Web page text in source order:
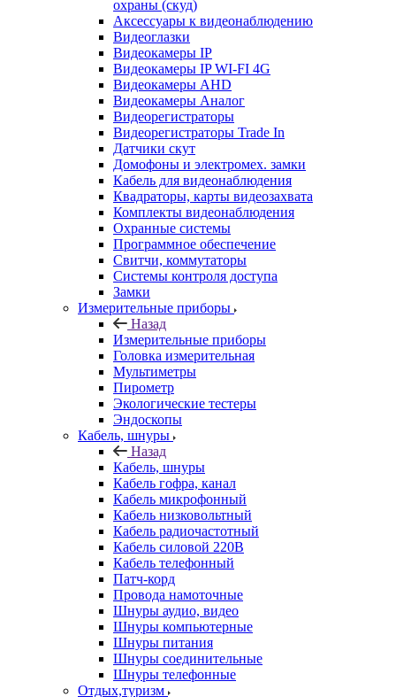
охраны (скуд)
Аксессуары к видеонаблюдению
Видеоглазки
Видеокамеры IP
Видеокамеры IP WI-FI 4G
Видеокамеры AHD
Видеокамеры Аналог
Видеорегистраторы
Видеорегистраторы Trade In
Датчики скут
Домофоны и электромех. замки
Кабель для видеонаблюдения
Квадраторы, карты видеозахвата
Комплекты видеонаблюдения
Охранные системы
Программное обеспечение
Свитчи, коммутаторы
Системы контроля доступа
Замки
Измерительные приборы
Назад
Измерительные приборы
Головка измерительная
Мультиметры
Пирометр
Экологические тестеры
Эндоскопы
Кабель, шнуры
Назад
Кабель, шнуры
Кабель гофра, канал
Кабель микрофонный
Кабель низковольтный
Кабель радиочастотный
Кабель силовой 220В
Кабель телефонный
Патч-корд
Провода намоточные
Шнуры аудио, видео
Шнуры компьютерные
Шнуры питания
Шнуры соединительные
Шнуры телефонные
Отдых,туризм